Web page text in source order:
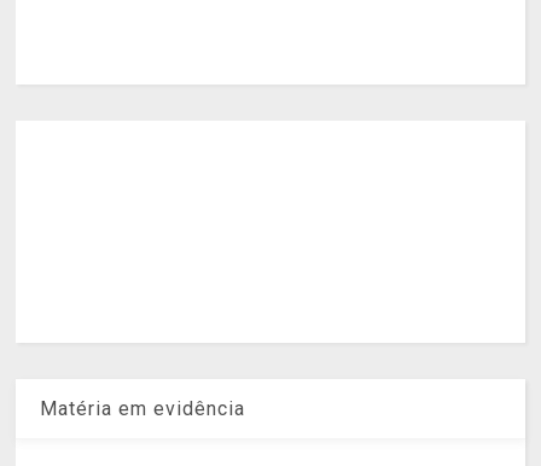
Matéria em evidência